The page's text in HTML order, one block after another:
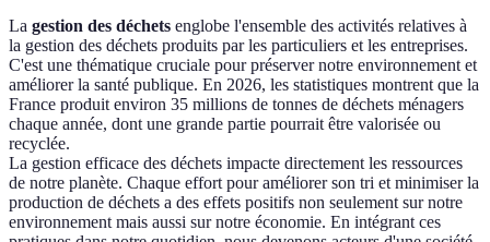
La gestion des déchets englobe l'ensemble des activités relatives à
la gestion des déchets produits par les particuliers et les entreprises.
C'est une thématique cruciale pour préserver notre environnement et
améliorer la santé publique. En 2026, les statistiques montrent que la
France produit environ 35 millions de tonnes de déchets ménagers
chaque année, dont une grande partie pourrait être valorisée ou
recyclée.
La gestion efficace des déchets impacte directement les ressources
de notre planète. Chaque effort pour améliorer son tri et minimiser la
production de déchets a des effets positifs non seulement sur notre
environnement mais aussi sur notre économie. En intégrant ces